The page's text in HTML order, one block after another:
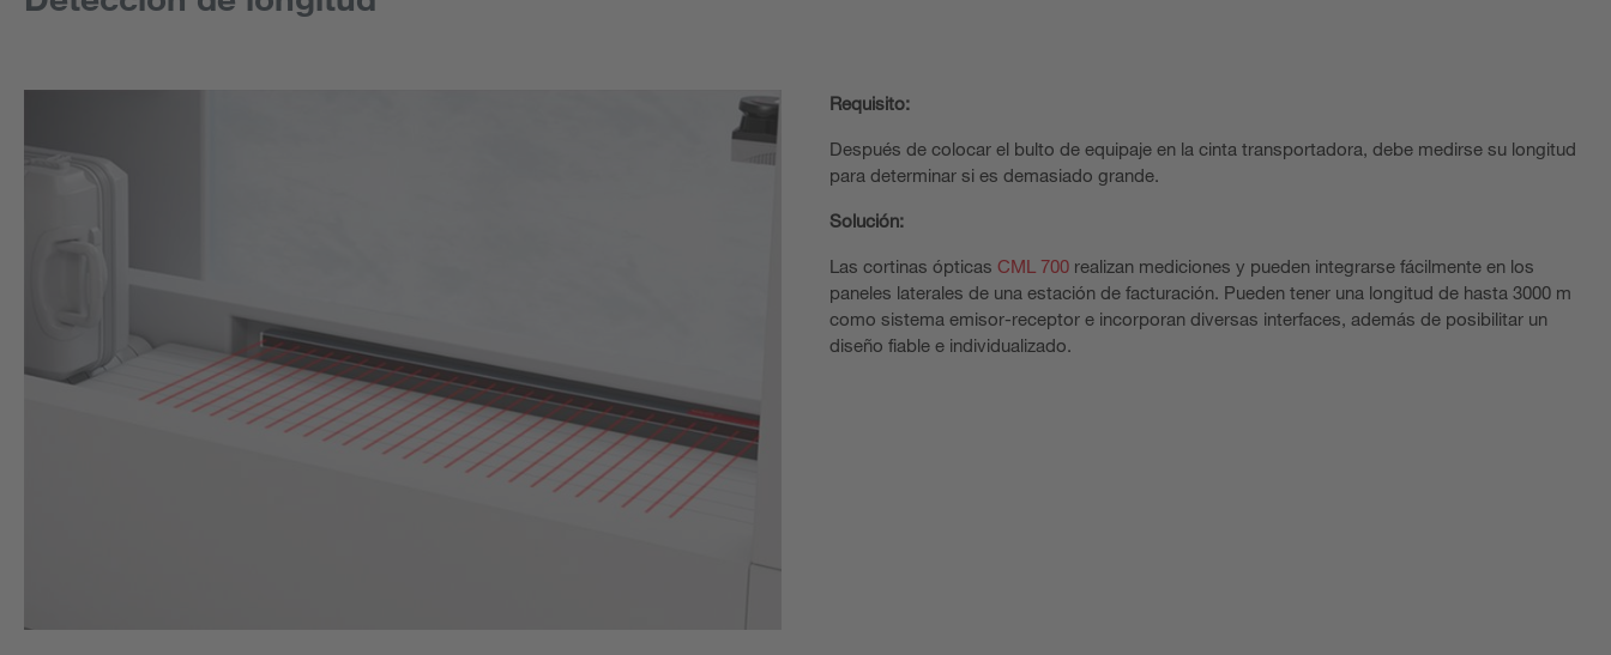
Requisito:
Después de colocar el bulto de equipaje en la cinta transportadora, debe medirse su longitud
para determinar si es demasiado grande.
Solución:
Las cortinas ópticas CML 700 realizan mediciones y pueden integrarse fácilmente en los
paneles laterales de una estación de facturación. Pueden tener una longitud de hasta 3000 m
como sistema emisor-receptor e incorporan diversas interfaces, además de posibilitar un
diseño fiable e individualizado.